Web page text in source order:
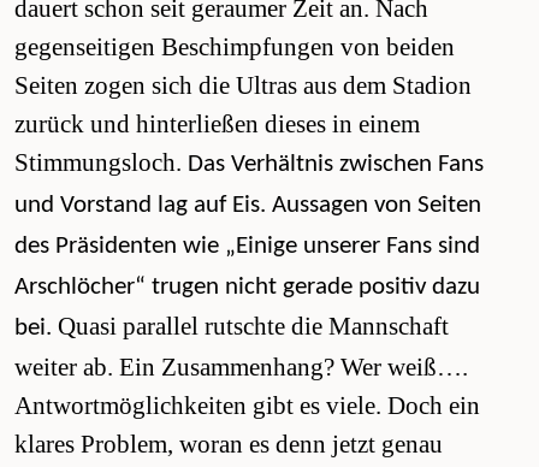
dauert schon seit geraumer Zeit an. Nach
gegenseitigen Beschimpfungen von beiden
Seiten zogen sich die Ultras aus dem Stadion
zurück und hinterließen dieses in einem
Stimmungsloch. Das Verhältnis zwischen Fans
und Vorstand lag auf Eis. Aussagen von Seiten
des Präsidenten wie „Einige unserer Fans sind
Arschlöcher“ trugen nicht gerade positiv dazu
bei. Quasi parallel rutschte die Mannschaft
weiter ab. Ein Zusammenhang? Wer weiß….
Antwortmöglichkeiten gibt es viele. Doch ein
klares Problem, woran es denn jetzt genau